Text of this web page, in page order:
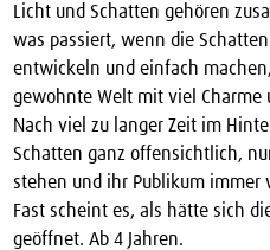
Kontakt
Archiv
Licht und Schatten gehören
was passiert, wenn die
entwickeln und einfach
gewohnte Welt mit viel Charme
Nach viel zu langer Zeit im
Schatten ganz offensichtlich,
stehen und ihr Publikum immer
Fast scheint es, als hätte sich
geöffnet. Ab 4 Jahren.